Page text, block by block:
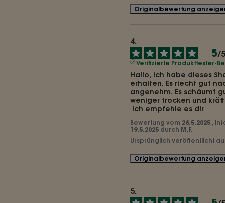
Originalbewertung
5/5
Verifizierte Produkttester-
Hallo, ich habe dieses
erhalten. Es riecht gut
angenehm. Es schäumt
weniger trocken und
Ich empfehle es dir
Bewertung vom 26.5.2025 ,
19.5.2025 durch M.F.
Ursprünglich veröffentlicht
Originalbewertung